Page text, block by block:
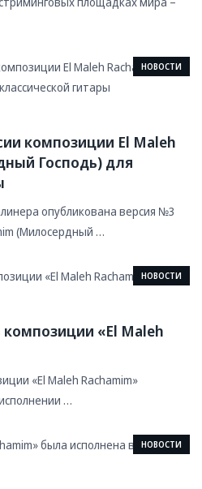
НОВОСТИ
композиции El Maleh
Господь) для
опубликована версия №3
(Милосердный …
НОВОСТИ
«El Maleh
«El Maleh Rachamim»
…
НОВОСТИ